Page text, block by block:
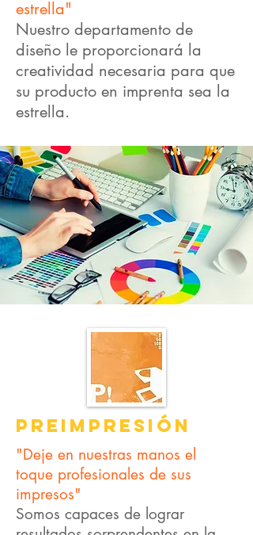
estrella"
Nuestro departamento de
diseño le proporcionará la
creatividad necesaria para que
su producto en imprenta sea la
estrella.
PREIMPRESIÓN
"Deje en nuestras manos el
toque profesionales de sus
impresos"
Somos capaces de lograr